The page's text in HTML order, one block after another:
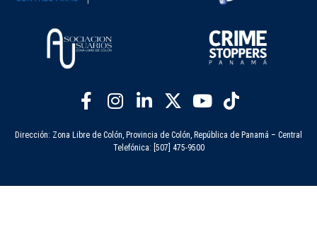
Dirección: Zona Libre de Colón, Provincia de Colón, República de Panamá – Central
Telefónica: [507] 475-9500